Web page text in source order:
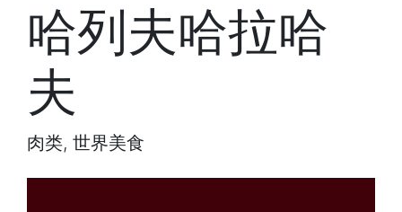
哈列夫哈拉哈
夫
肉类, 世界美食